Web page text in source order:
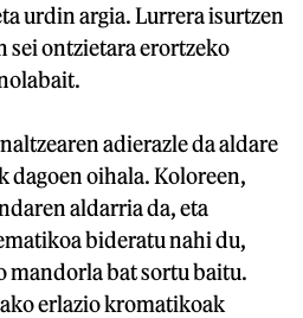
urdin argia. Lurrera isurtzen
sei ontzietara erortzeko
adierazle da aldare
oihala. Koloreen,
aldarria da, eta
bideratu nahi du,
mandorla bat sortu baitu.
erlazio kromatikoak